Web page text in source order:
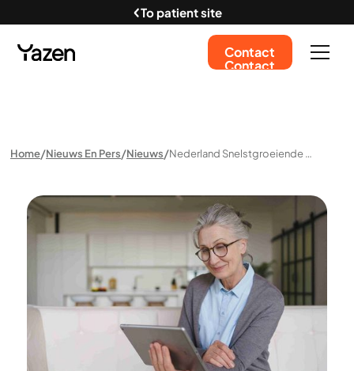
To patient site
Contact
Contact
Home Nieuws En Pers Nieuws Nederland Snelstgroeiende Markt Van Yazen: Digitale Obesitaszorgaanbieder Passeert 10.000 Actieve Patiënten